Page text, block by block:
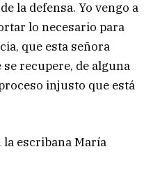
la defensa. Yo vengo a
lo necesario para
que esta señora
recupere, de alguna
injusto que está
la escribana María